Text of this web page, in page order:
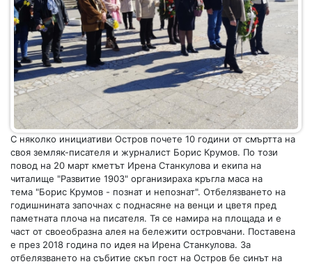
С няколко инициативи Остров почете 10 години от смъртта на
своя земляк-писателя и журналист Борис Крумов. По този
повод на 20 март кметът Ирена Станкулова и екипа на
читалище "Развитие 1903" организираха кръгла маса на
тема "Борис Крумов - познат и непознат". Отбелязването на
годишнината започнах с поднасяне на венци и цветя пред
паметната плоча на писателя. Тя се намира на площада и е
част от своеобразна алея на бележити островчани. Поставена
е през 2018 година по идея на Ирена Станкулова. За
отбелязването на събитие скъп гост на Остров бе синът на